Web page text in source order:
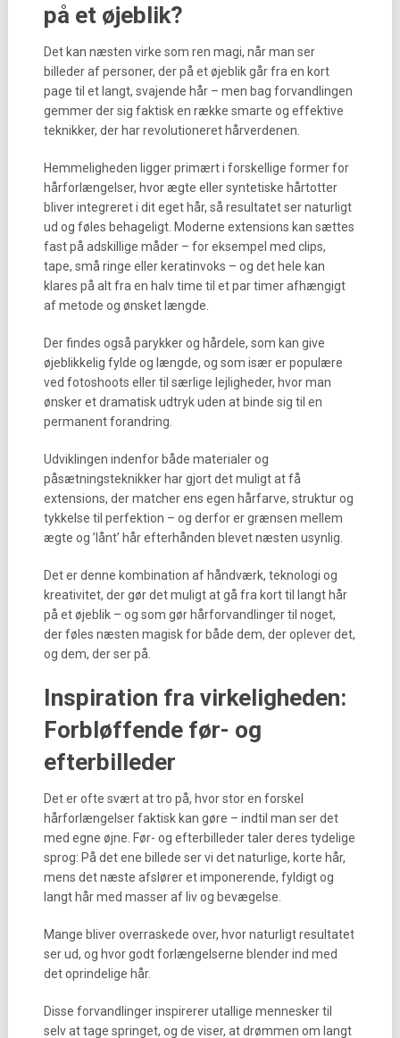
på et øjeblik?
Det kan næsten virke som ren magi, når man ser
billeder af personer, der på et øjeblik går fra en kort
page til et langt, svajende hår – men bag forvandlingen
gemmer der sig faktisk en række smarte og effektive
teknikker, der har revolutioneret hårverdenen.
Hemmeligheden ligger primært i forskellige former for
hårforlængelser, hvor ægte eller syntetiske hårtotter
bliver integreret i dit eget hår, så resultatet ser naturligt
ud og føles behageligt. Moderne extensions kan sættes
fast på adskillige måder – for eksempel med clips,
tape, små ringe eller keratinvoks – og det hele kan
klares på alt fra en halv time til et par timer afhængigt
af metode og ønsket længde.
Der findes også parykker og hårdele, som kan give
øjeblikkelig fylde og længde, og som især er populære
ved fotoshoots eller til særlige lejligheder, hvor man
ønsker et dramatisk udtryk uden at binde sig til en
permanent forandring.
Udviklingen indenfor både materialer og
påsætningsteknikker har gjort det muligt at få
extensions, der matcher ens egen hårfarve, struktur og
tykkelse til perfektion – og derfor er grænsen mellem
ægte og ’lånt’ hår efterhånden blevet næsten usynlig.
Det er denne kombination af håndværk, teknologi og
kreativitet, der gør det muligt at gå fra kort til langt hår
på et øjeblik – og som gør hårforvandlinger til noget,
der føles næsten magisk for både dem, der oplever det,
og dem, der ser på.
Inspiration fra virkeligheden:
Forbløffende før- og
efterbilleder
Det er ofte svært at tro på, hvor stor en forskel
hårforlængelser faktisk kan gøre – indtil man ser det
med egne øjne. Før- og efterbilleder taler deres tydelige
sprog: På det ene billede ser vi det naturlige, korte hår,
mens det næste afslører et imponerende, fyldigt og
langt hår med masser af liv og bevægelse.
Mange bliver overraskede over, hvor naturligt resultatet
ser ud, og hvor godt forlængelserne blender ind med
det oprindelige hår.
Disse forvandlinger inspirerer utallige mennesker til
selv at tage springet, og de viser, at drømmen om langt